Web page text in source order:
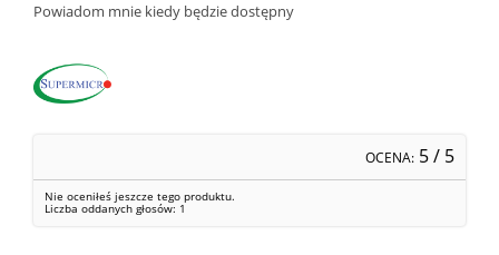
Powiadom mnie kiedy będzie dostępny
OCENA: 5/ 5
Nie oceniłeś jeszcze tego produktu.
Liczba oddanych głosów: 1